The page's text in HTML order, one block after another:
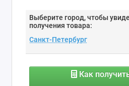
Выберите город, чтобы
получения товара:
Как